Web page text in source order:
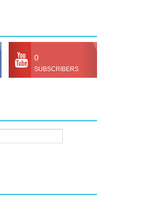
0
SUBSCRIBERS